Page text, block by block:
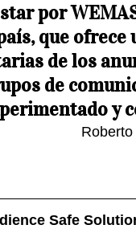
por
que ofrece
de los
de
y
Safe